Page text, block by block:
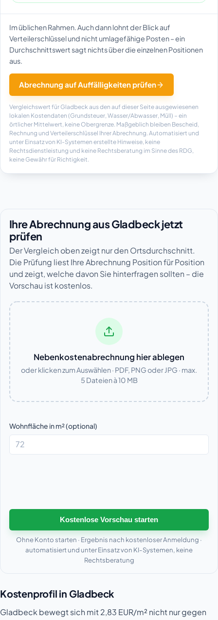
Im üblichen Rahmen. Auch dann lohnt der Blick auf
Verteilerschlüssel und nicht umlagefähige Posten – ein
Durchschnittswert sagt nichts über die einzelnen Positionen
aus.
Abrechnung auf Auffälligkeiten prüfen
Vergleichswert für Gladbeck aus den auf dieser Seite ausgewiesenen
lokalen Kostendaten (Grundsteuer, Wasser/Abwasser, Müll) – ein
örtlicher Mittelwert, keine Obergrenze. Maßgeblich bleiben Bescheid,
Rechnung und Verteilerschlüssel Ihrer Abrechnung. Automatisiert und
unter Einsatz von KI-Systemen erstellte Hinweise, keine
Rechtsdienstleistung und keine Rechtsberatung im Sinne des RDG,
keine Gewähr für Richtigkeit.
Ihre Abrechnung aus Gladbeck jetzt
prüfen
Der Vergleich oben zeigt nur den Ortsdurchschnitt.
Die Prüfung liest Ihre Abrechnung Position für Position
und zeigt, welche davon Sie hinterfragen sollten – die
Vorschau ist kostenlos.
Nebenkostenabrechnung hier ablegen
oder klicken zum Auswählen · PDF, PNG oder JPG · max.
5 Dateien à 10 MB
Wohnfläche in m² (optional)
Kostenlose Vorschau starten
Ohne Konto starten · Ergebnis nach kostenloser Anmeldung ·
automatisiert und unter Einsatz von KI-Systemen, keine
Rechtsberatung
Kostenprofil in Gladbeck
Gladbeck bewegt sich mit 2,83 EUR/m² nicht nur gegen